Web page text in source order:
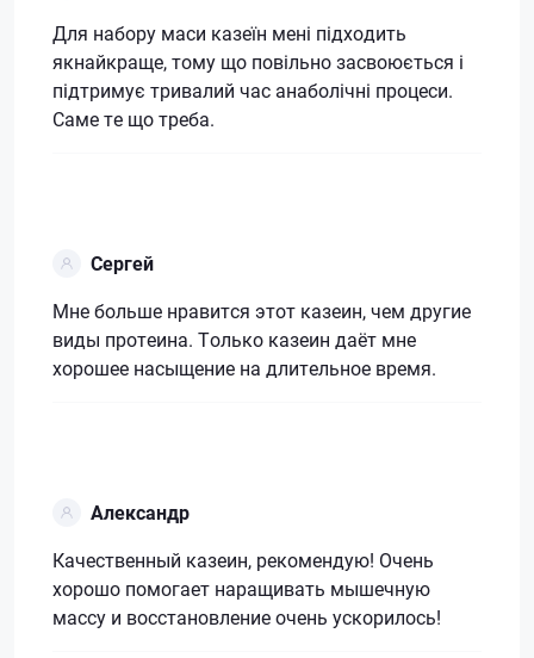
Для набору маси казеїн мені підходить
якнайкраще, тому що повільно засвоюється і
підтримує тривалий час анаболічні процеси.
Саме те що треба.
Сергей
Мне больше нравится этот казеин, чем другие
виды протеина. Только казеин даёт мне
хорошее насыщение на длительное время.
Александр
Качественный казеин, рекомендую! Очень
хорошо помогает наращивать мышечную
массу и восстановление очень ускорилось!